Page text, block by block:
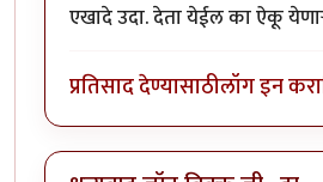
एखादे उदा. देता येईल का ऐकू
प्रतिसाद देण्यासाठीलॉग इन करा